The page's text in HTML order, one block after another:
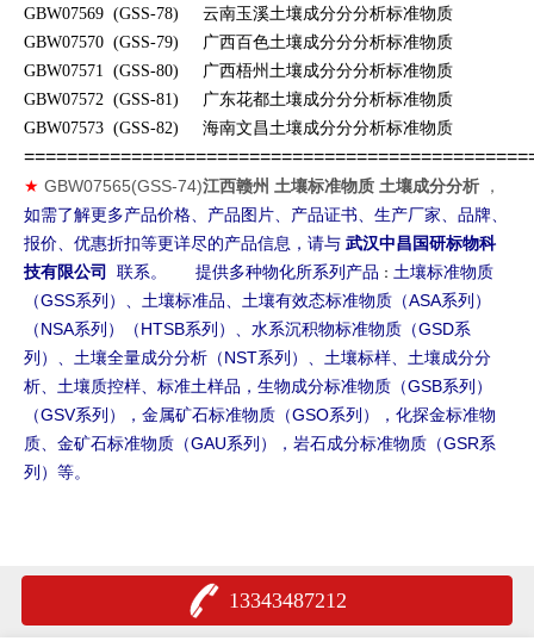
GBW07569 (GSS-78) 云南玉溪土壤成分分分析标准物质
GBW07570 (GSS-79) 广西百色土壤成分分分析标准物质
GBW07571 (GSS-80) 广西梧州 土壤成分分分析标准物质
GBW07572 (GSS-81) 广东花都土壤成分分分析标准物质
GBW07573 (GSS-82) 海南文昌 土壤成分分分析标准物质
★ GBW07565(GSS-74)江西赣州 土壤标准物质 土壤成分分析 ，
如需了解更多产品价格、产品图片、产品证书、生产厂家、品牌、
报价、优惠折扣等更详尽的产品信息，请与 武汉中昌国研标物科
技有限公司
联系。 提供多种物化所系列产品 ： 土壤标准物质
（GSS系列）、土壤标准品、土壤有效态标准物质（ASA系列）
（NSA系列）（HTSB系列）、水系沉积物标准物质（GSD系
列）、土壤全量成分分析（NST系列）、土壤标样、土壤成分分
析、土壤质控样、标准土样品，生物成分标准物质（GSB系列）
（GSV系列），金属矿石标准物质（GSO系列），化探金标准物
质、金矿石标准物质（GAU系列），岩石成分标准物质（GSR系
列）等。
13343487212